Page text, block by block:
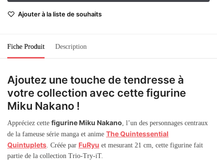
Ajouter à la liste de souhaits
Fiche Produit Description
Ajoutez une touche de tendresse à
votre collection avec cette figurine
Miku Nakano !
Appréciez cette figurine Miku Nakano , l’un des personnages centraux
de la fameuse série manga et anime The Quintessential
Quintuplets . Créée par FuRyu et mesurant 21 cm, cette figurine fait
partie de la collection Trio-Try-iT.